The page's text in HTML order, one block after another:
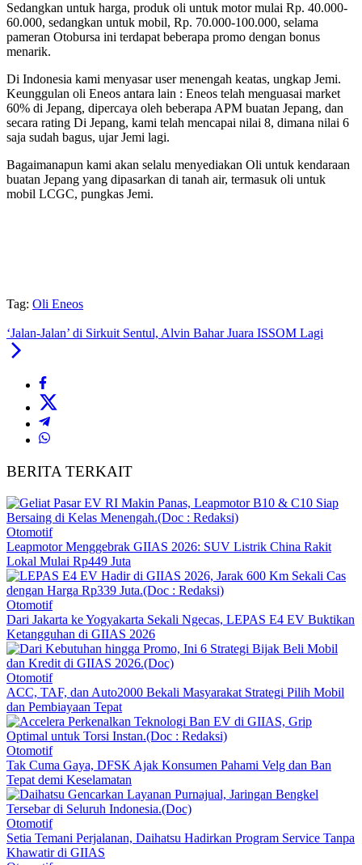
Sedangkan untuk harga, produk oli untuk motor mulai Rp. 40.000-
60.000, sedangkan untuk mobil, Rp. 70.000-100.000, selama
pameran Otobursa ini terdapat beberapa promo dengan bonus
menarik.
Di Indonesia kami menyasar user menengah keatas, ungkap Jemi.
Keunggulan oli Eneos antara lain : Eneos telah menguasai market
60% di Jepang, dipercaya oleh beberapa APM buatan Jepang, dan
secara rating Di Jepang, kami telah mencapai nilai 8, dimana nilai 6
saja sudah bagus, ujar Jemi lagi.
Bagaimanapun kami akan selalu menyediakan Oli untuk kendaraan
buatan Jepang yang dipasarkan di tanah air, termasuk oli untuk
mobil LCGC, pungkas Jemi.
Tag: Oli Eneos
‘Jalan-Jalan’ di Sirkuit Sentul, Alvin Bahar Juara ISSOM Lagi
BERITA TERKAIT
Otomotif
Leapmotor Menggebrak GIIAS 2026: SUV Listrik China Rakit
Lokal Mulai Rp449 Juta
Otomotif
Dari Jakarta ke Yogyakarta Sekali Ngecas, LEPAS E4 EV Buktikan
Ketangguhan di GIIAS 2026
Otomotif
ACC, TAF, dan Auto2000 Bekali Masyarakat Strategi Pilih Mobil
dan Pembiayaan Tepat
Otomotif
Tak Cuma Gaya, DFSK Ajak Konsumen Pahami Velg dan Ban
Tepat demi Keselamatan
Otomotif
Setia Temani Perjalanan, Daihatsu Hadirkan Program Service Tanpa
Khawatir di GIIAS